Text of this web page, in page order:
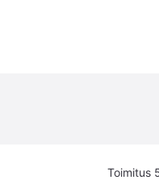
Toimitus